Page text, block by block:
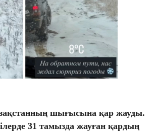
шығысына қар жауды.
31 тамызда жауған қардың